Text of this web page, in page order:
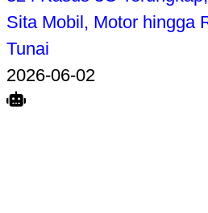
Sita Mobil, Motor hingga
Tunai
2026-06-02